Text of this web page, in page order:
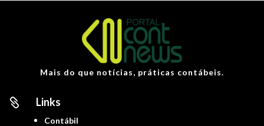
Mais do que notícias, práticas contábeis.
 Links
Contábil